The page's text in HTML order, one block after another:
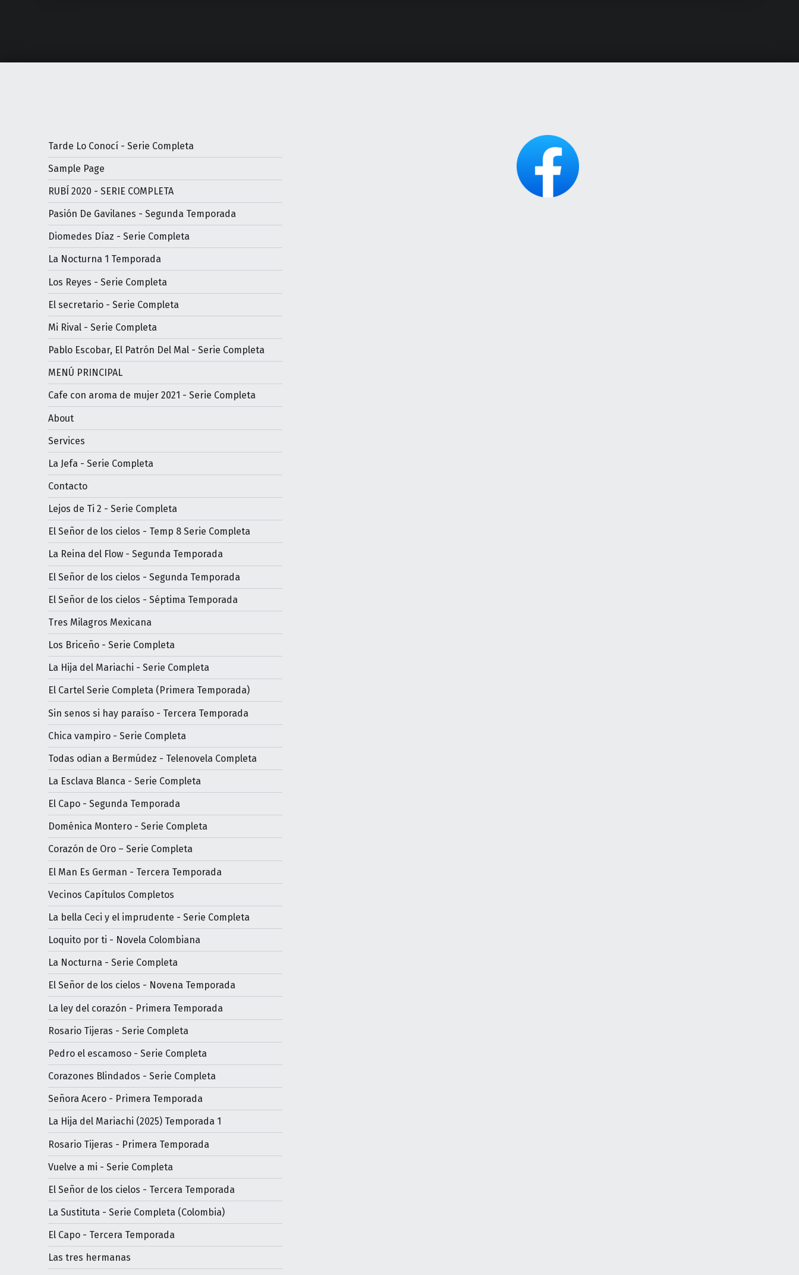
Tarde Lo Conocí - Serie Completa
Sample Page
RUBÍ 2020 - SERIE COMPLETA
Pasión De Gavilanes - Segunda Temporada
Diomedes Díaz - Serie Completa
La Nocturna 1 Temporada
Los Reyes - Serie Completa
El secretario - Serie Completa
Mi Rival - Serie Completa
Pablo Escobar, El Patrón Del Mal - Serie Completa
MENÚ PRINCIPAL
Cafe con aroma de mujer 2021 - Serie Completa
About
Services
La Jefa - Serie Completa
Contacto
Lejos de Ti 2 - Serie Completa
El Señor de los cielos - Temp 8 Serie Completa
La Reina del Flow - Segunda Temporada
El Señor de los cielos - Segunda Temporada
El Señor de los cielos - Séptima Temporada
Tres Milagros Mexicana
Los Briceño - Serie Completa
La Hija del Mariachi - Serie Completa
El Cartel Serie Completa (Primera Temporada)
Sin senos si hay paraíso - Tercera Temporada
Chica vampiro - Serie Completa
Todas odian a Bermúdez - Telenovela Completa
La Esclava Blanca - Serie Completa
El Capo - Segunda Temporada
Doménica Montero - Serie Completa
Corazón de Oro – Serie Completa
El Man Es German - Tercera Temporada
Vecinos Capítulos Completos
La bella Ceci y el imprudente - Serie Completa
Loquito por ti - Novela Colombiana
La Nocturna - Serie Completa
El Señor de los cielos - Novena Temporada
La ley del corazón - Primera Temporada
Rosario Tijeras - Serie Completa
Pedro el escamoso - Serie Completa
Corazones Blindados - Serie Completa
Señora Acero - Primera Temporada
La Hija del Mariachi (2025) Temporada 1
Rosario Tijeras - Primera Temporada
Vuelve a mi - Serie Completa
El Señor de los cielos - Tercera Temporada
La Sustituta - Serie Completa (Colombia)
El Capo - Tercera Temporada
Las tres hermanas